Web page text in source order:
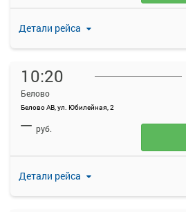
Детали рейса
10:20
Белово
Белово АВ, ул. Юбилейная, 2
Детали рейса
— руб.